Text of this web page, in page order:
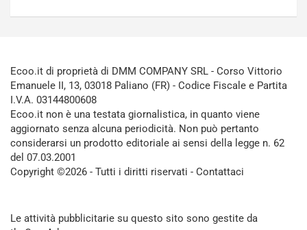
Ecoo.it di proprietà di DMM COMPANY SRL - Corso Vittorio
Emanuele II, 13, 03018 Paliano (FR) - Codice Fiscale e Partita
I.V.A. 03144800608
Ecoo.it non è una testata giornalistica, in quanto viene
aggiornato senza alcuna periodicità. Non può pertanto
considerarsi un prodotto editoriale ai sensi della legge n. 62
del 07.03.2001
Copyright ©2026 - Tutti i diritti riservati - Contattaci
Le attività pubblicitarie su questo sito sono gestite da